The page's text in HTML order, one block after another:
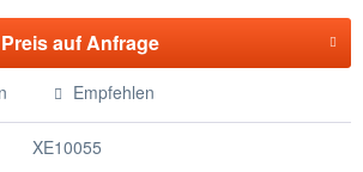
Preis auf Anfrage
Empfehlen
XE10055